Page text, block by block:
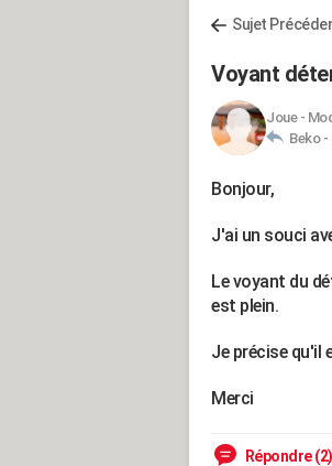
Sujet
Voyant
Joue-
Beko -
Bonjour,
J'ai un souci
Le voyant du
est plein.
Je précise qu'il
Merci
Répondre (2)